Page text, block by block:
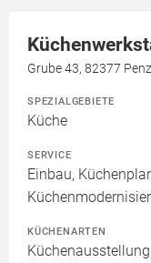
Grube 43, 82377
SPEZIALGEBIETE
Küche
SERVICE
Einbau,
KÜCHENARTEN